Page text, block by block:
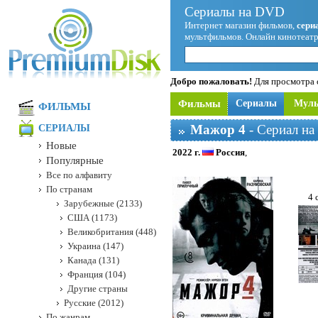
Сериалы на DVD
Интернет магазин фильмов,
мультфильмов. Онлайн
Добро пожаловать! Для просмотра
Фильмы Сериалы
Мажор 4 - Сериал на
2022 г. Россия,
4
ФИЛЬМЫ
СЕРИАЛЫ
Новые
Популярные
Все по алфавиту
По странам
Зарубежные (2133)
США (1173)
Великобритания (448)
Украина (147)
Канада (131)
Франция (104)
Другие страны
Русские (2012)